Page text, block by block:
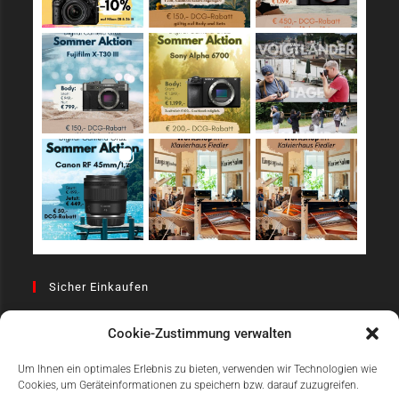
Cookie-Zustimmung verwalten
Um Ihnen ein optimales Erlebnis zu bieten, verwenden wir Technologien wie
Cookies, um Geräteinformationen zu speichern bzw. darauf zuzugreifen.
Sicher Einkaufen